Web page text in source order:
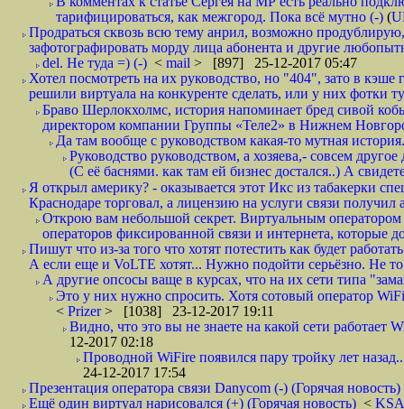
тарифицироваться, как межгород. Пока всё мутно (-) (
Продраться сквозь всю тему анрил, возможно
зафотографировать морду лица абонента и другие
del. Не туда =) (-) < mail > [897] 25-12-2017 05:47
Хотел посмотреть на их руководство, но "404", зато в
решили виртуала на конкуренте сделать, или у них фотки
Браво Шерлокхолмс, история напоминает бред сивой
директором компании Группы «Теле2» в Нижнем
Да там вообще с руководством какая-то мутная
Руководство руководством, а хозяева,- совсем
(С её баснями. как там ей бизнес достался..) А
Я открыл америку? - оказывается этот Икс из табакерки
Краснодаре торговал, а лицензию на услуги связи получил
Открою вам небольшой секрет. Виртуальным оператором
операторов фиксированной связи и интернета, которые
Пишут что из-за того что хотят потестить как будет
А если еще и VoLTE хотят... Нужно подойти серьёзно. Не
А другие опсосы ваще в курсах, что на их сети типа
Это у них нужно спросить. Хотя сотовый оператор
< Prizer> [1038] 23-12-2017 19:11
Видно, что это вы не знаете на какой сети
12-2017 02:18
Проводной WiFire появился пару тройку лет
24-12-2017 17:54
Презентация оператора связи Danycom (-) (Горячая новость)
Ещё один виртуал нарисовался (+) (Горячая новость) <